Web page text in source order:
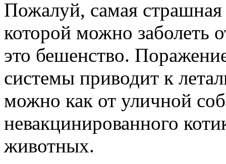
Пожалуй, самая страшная
которой можно заболеть
это бешенство.
системы приводит к
можно как от уличной
невакцинированного
животных.